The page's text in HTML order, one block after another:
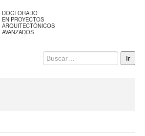
DOCTORADO
EN PROYECTOS
ARQUITECTÓNICOS
AVANZADOS